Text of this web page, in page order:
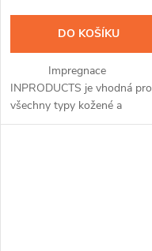
DO KOŠÍKU
Impregnace
INPRODUCTS je vhodná pro
všechny typy kožené a
koženkové obuvi a přináší v